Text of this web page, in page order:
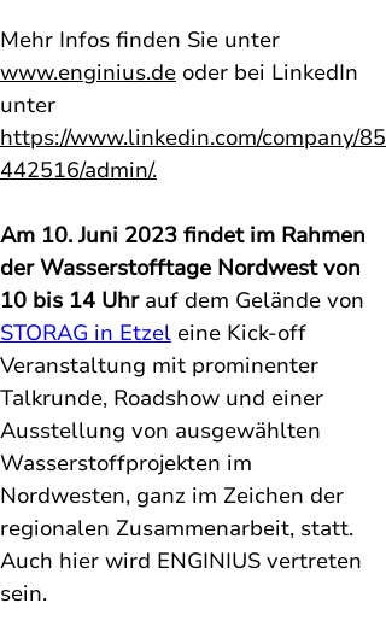
Mehr Infos finden Sie unter
www.enginius.de oder bei LinkedIn
unter
https://www.linkedin.com/company/85
442516/admin/.
Am 10. Juni 2023 findet im Rahmen
der Wasserstofftage Nordwest von
10 bis 14 Uhr auf dem Gelände von
STORAG in Etzel eine Kick-off
Veranstaltung mit prominenter
Talkrunde, Roadshow und einer
Ausstellung von ausgewählten
Wasserstoffprojekten im
Nordwesten, ganz im Zeichen der
regionalen Zusammenarbeit, statt.
Auch hier wird ENGINIUS vertreten
sein.